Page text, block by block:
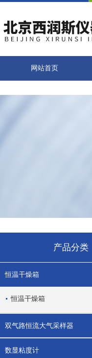
网站首页
产品分类
恒温干燥箱
恒温干燥箱
双气路恒流大气采样器
数显粘度计